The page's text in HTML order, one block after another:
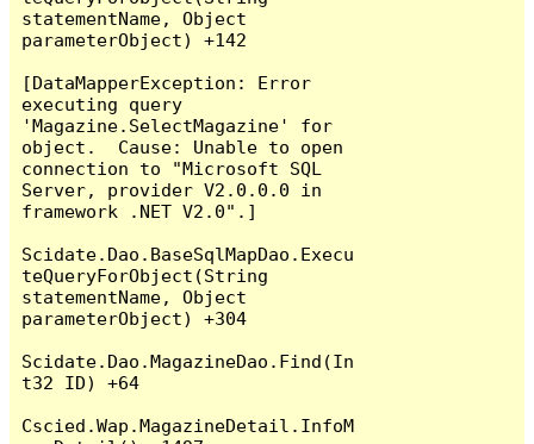
statementName, Object
parameterObject) +142
[DataMapperException: Error
executing query
'Magazine.SelectMagazine' for
object.  Cause: Unable to open
connection to "Microsoft SQL
Server, provider V2.0.0.0 in
framework .NET V2.0".]
Scidate.Dao.BaseSqlMapDao.Execu
teQueryForObject(String
statementName, Object
parameterObject) +304
Scidate.Dao.MagazineDao.Find(In
t32 ID) +64
Cscied.Wap.MagazineDetail.InfoM